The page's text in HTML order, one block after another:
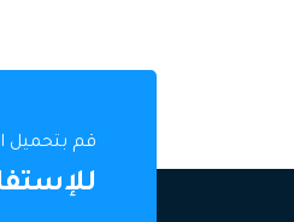
قم بتحميل